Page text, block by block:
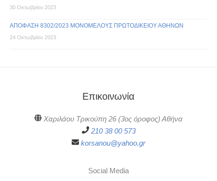
30 Οκτωβρίου 2023
ΑΠΟΦΑΣΗ 8302/2023 ΜΟΝΟΜΕΛΟΥΣ ΠΡΩΤΟΔΙΚΕΙΟΥ ΑΘΗΝΩΝ
24 Οκτωβρίου 2023
Επικοινωνία
Χαριλάου Τρικούπη 26 (3ος όροφος) Αθήνα
210 38 00 573
korsanou@yahoo.gr
Social Media